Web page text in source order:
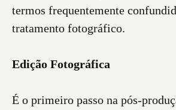
termos frequentemente
tratamento fotográfico.
Edição Fotográfica
É o primeiro passo na pós-